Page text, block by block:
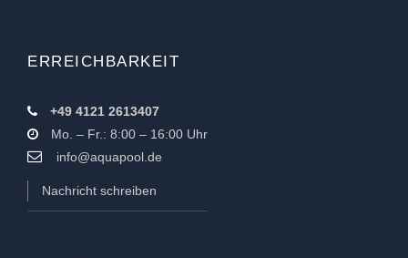
ERREICHBARKEIT
+49 4121 2613407
Mo. – Fr.: 8:00 – 16:00 Uhr
info@aquapool.de
Nachricht schreiben